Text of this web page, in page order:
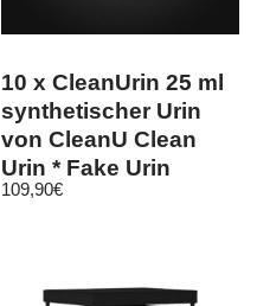
10 x CleanUrin 25 ml
synthetischer Urin
von CleanU Clean
Urin * Fake Urin
109,90€